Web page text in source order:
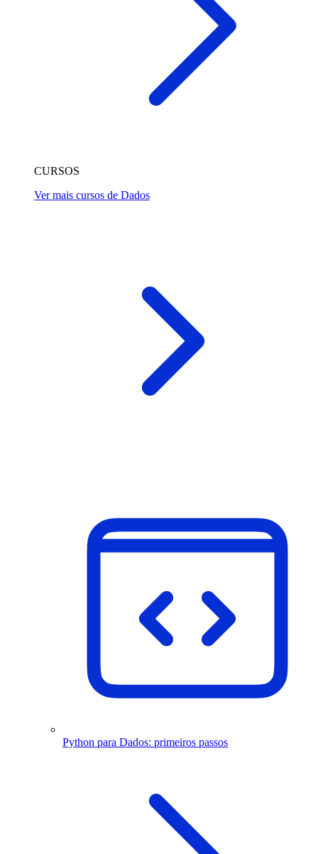
CURSOS
Ver mais cursos de Dados
Python para Dados: primeiros passos